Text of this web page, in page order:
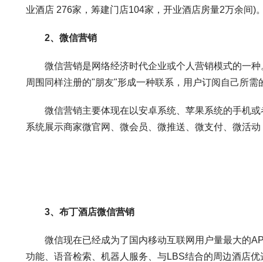
业酒店 276家，筹建门店104家，开业酒店房量2万余间
2、微信营销
微信营销是网络经济时代企业或个人营销模式的一种
周围同样注册的"朋友"形成一种联系，用户订阅自己所
微信营销主要体现在以安卓系统、苹果系统的手机或
系统展示商家微官网、微会员、微推送、微支付、微活
3、布丁酒店微信营销
微信现在已经成为了国内移动互联网用户量最大的
功能、语音检索、机器人服务、与LBS结合的周边酒店